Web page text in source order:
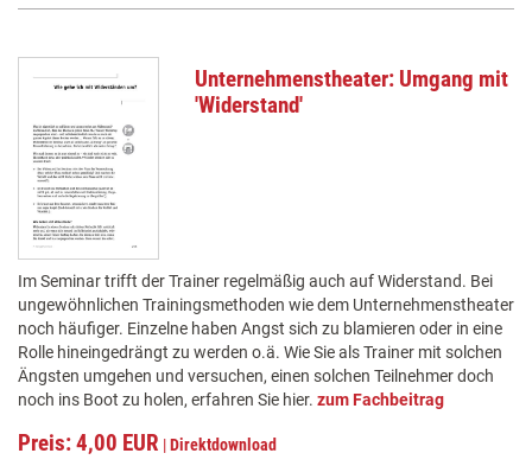
Unternehmenstheater: Umgang mit
'Widerstand'
Im Seminar trifft der Trainer regelmäßig auch auf Widerstand. Bei
ungewöhnlichen Trainingsmethoden wie dem Unternehmenstheater
noch häufiger. Einzelne haben Angst sich zu blamieren oder in eine
Rolle hineingedrängt zu werden o.ä. Wie Sie als Trainer mit solchen
Ängsten umgehen und versuchen, einen solchen Teilnehmer doch
noch ins Boot zu holen, erfahren Sie hier. zum Fachbeitrag
Preis: 4,00 EUR |Direktdownload